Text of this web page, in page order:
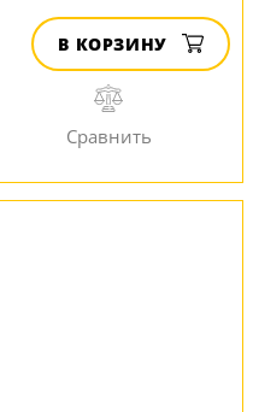
В КОРЗИНУ